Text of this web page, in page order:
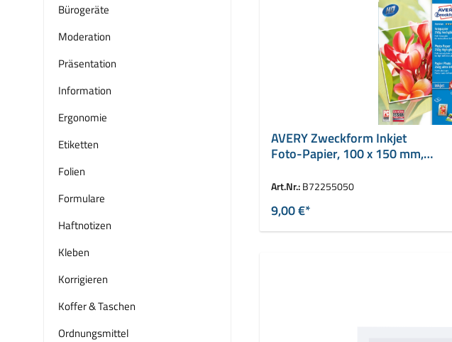
Bürogeräte
Moderation
Präsentation
Information
Ergonomie
Etiketten
Folien
Formulare
Haftnotizen
Kleben
Korrigieren
Koffer & Taschen
Ordnungsmittel
AVERY Zweckform Inkjet
Foto-Papier, 100 x 150 mm,
Art.Nr.:B72255050
9,00 €*